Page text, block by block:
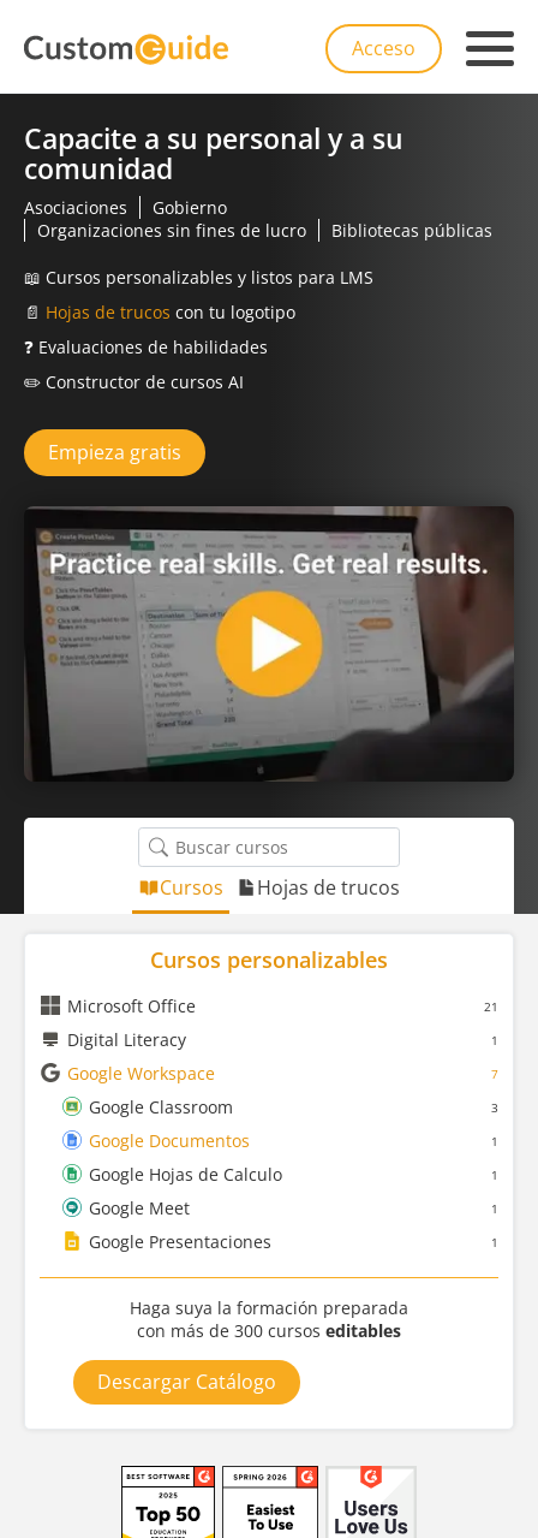
Acceso
Capacite a su personal y a su
comunidad
Asociaciones
Gobierno
Organizaciones sin fines de lucro
Bibliotecas públicas
📖 Cursos personalizables y listos para LMS
📄 Hojas de trucos con tu logotipo
❓ Evaluaciones de habilidades
✏️ Constructor de cursos AI
Empieza gratis
Cursos Hojas de trucos
Cursos personalizables
Microsoft Office 21
Digital Literacy 1
Google Workspace 7
Google Classroom 3
Google Documentos 1
Google Hojas de Calculo 1
Google Meet 1
Google Presentaciones 1
Haga suya la formación preparada
con más de 300 cursos editables
Descargar Catálogo